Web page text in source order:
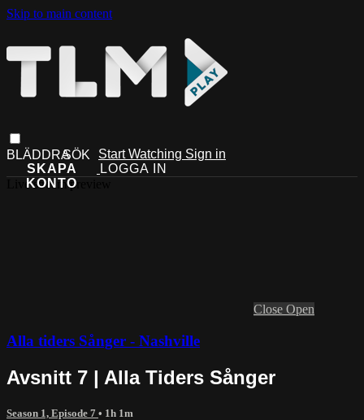
Skip to main content
Start Watching Sign in
Live stream preview
Close Open
Alla tiders Sånger - Nashville
Avsnitt 7 | Alla Tiders Sånger
Season 1, Episode 7 • 1h 1m